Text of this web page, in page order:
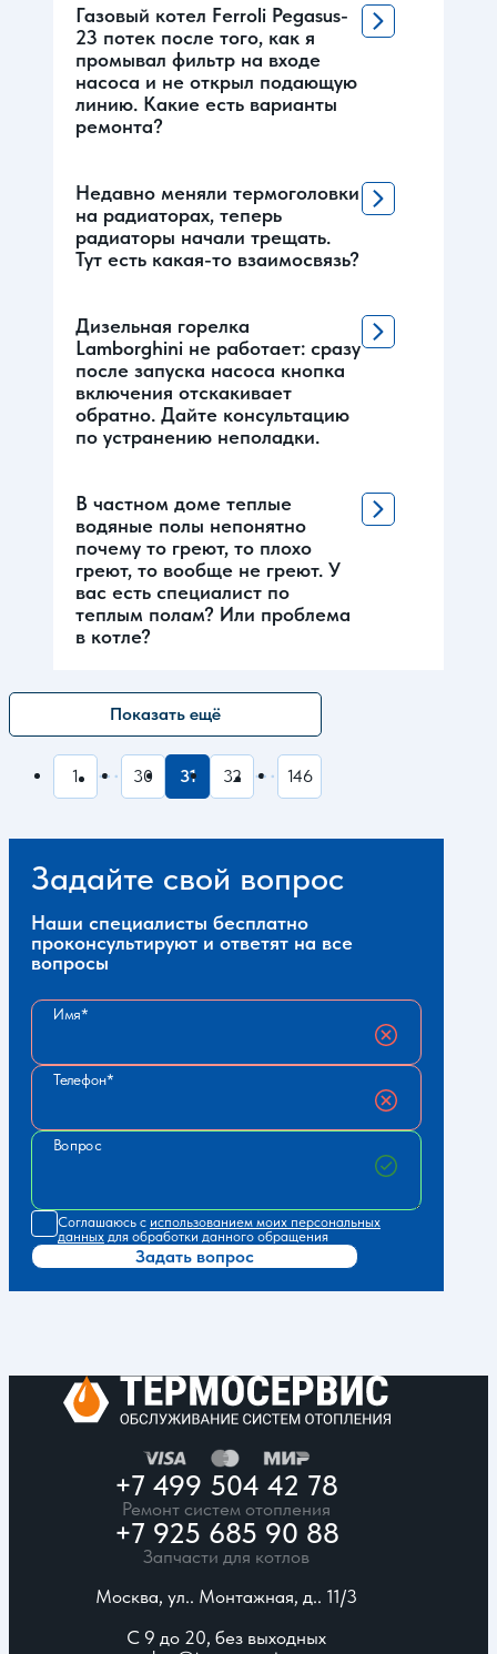
Газовый котел Ferroli Pegasus-
23 потек после того, как я
промывал фильтр на входе
насоса и не открыл подающую
линию. Какие есть варианты
ремонта?
Недавно меняли термоголовки
на радиаторах, теперь
радиаторы начали трещать.
Тут есть какая-то взаимосвязь?
Дизельная горелка
Lamborghini не работает: сразу
после запуска насоса кнопка
включения отскакивает
обратно. Дайте консультацию
по устранению неполадки.
В частном доме теплые
водяные полы непонятно
почему то греют, то плохо
греют, то вообще не греют. У
вас есть специалист по
теплым полам? Или проблема
в котле?
Показать ещё
1 30 31 32 146
Задайте свой вопрос
Наши специалисты бесплатно
проконсультируют и ответят на все
вопросы
Имя
Телефон
Вопрос
Соглашаюсь с использованием моих персональных
данных для обработки данного обращения
Задать вопрос
+7 499 504 42 78
Ремонт систем отопления
+7 925 685 90 88
Запчасти для котлов
Москва, ул.. Монтажная, д.. 11/3
С 9 до 20, без выходных